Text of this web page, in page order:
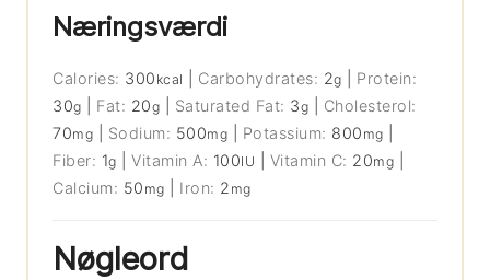
Næringsværdi
Calories: 300 kcal Carbohydrates: 2g
Protein:
30g Fat: 20g Saturated Fat: 3g
Cholesterol:
70mg Sodium: 500mg Potassium: 800 mg
Fiber: 1g |Vitamin A: 100IU Vitamin C: 20mg
Calcium: 50 mg Iron: 2 mg
Nøgleord